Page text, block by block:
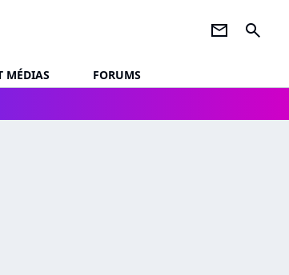
newsletter search
MÉDIAS
FORUMS